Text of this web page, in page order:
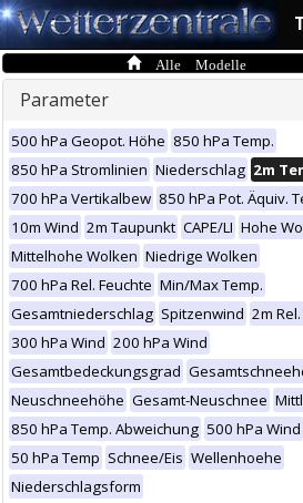
Alle Modelle
Parameter
500 hPa Geopot. Höhe 850 hPa Temp.
850 hPa Stromlinien Niederschlag 2m
700 hPa Vertikalbew 850 hPa Pot. Äquiv.
10m Wind 2m Taupunkt CAPE/LI Hohe
Mittelhohe Wolken Niedrige Wolken
700 hPa Rel. Feuchte Min/Max Temp.
Gesamtniederschlag Spitzenwind 2m
300 hPa Wind 200 hPa Wind
Gesamtbedeckungsgrad
Neuschneehöhe Gesamt-Neuschnee
850 hPa Temp. Abweichung 500 hPa Wind
50 hPa Temp Schnee/Eis Wellenhoehe
Niederschlagsform